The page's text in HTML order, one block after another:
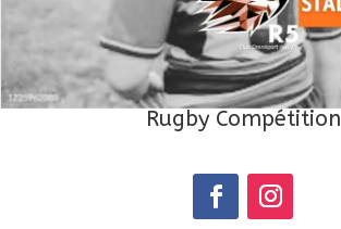
Rugby Compétition